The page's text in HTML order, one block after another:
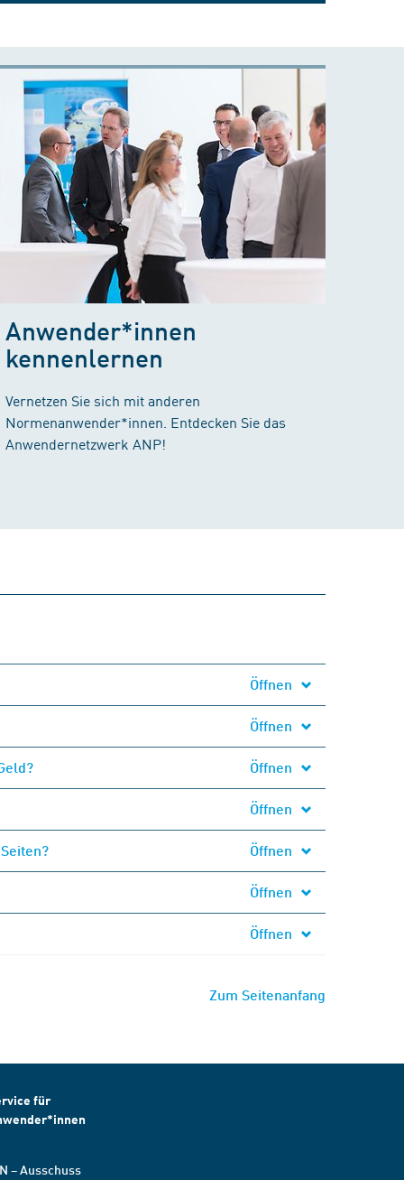
Anwender*innen
kennenlernen
Vernetzen Sie sich mit anderen
Normenanwender*innen. Entdecken Sie das
Anwendernetzwerk ANP!
Öffnen
Öffnen
Öffnen
Öffnen
Öffnen
Öffnen
Öffnen
Zum Seitenanfang
für
– Ausschuss